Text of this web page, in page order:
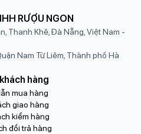
RƯỢU NGON
Thanh Khê, Đà Nẵng, Việt Nam -
Nam Từ Liêm, Thành phố Hà
hàng
mua hàng
giao hàng
kiểm hàng
đổi trả hàng